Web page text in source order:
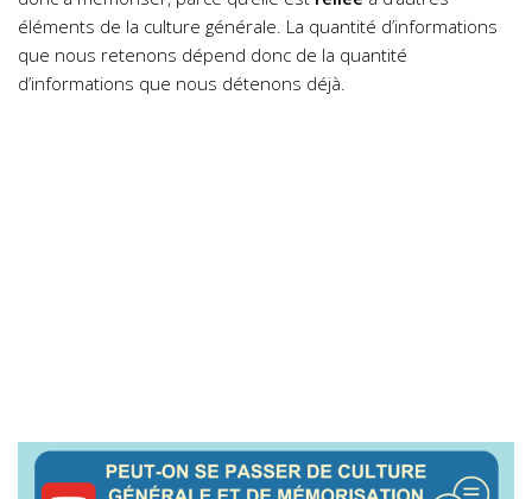
éléments de la culture générale. La quantité d’informations
que nous retenons dépend donc de la quantité
d’informations que nous détenons déjà.